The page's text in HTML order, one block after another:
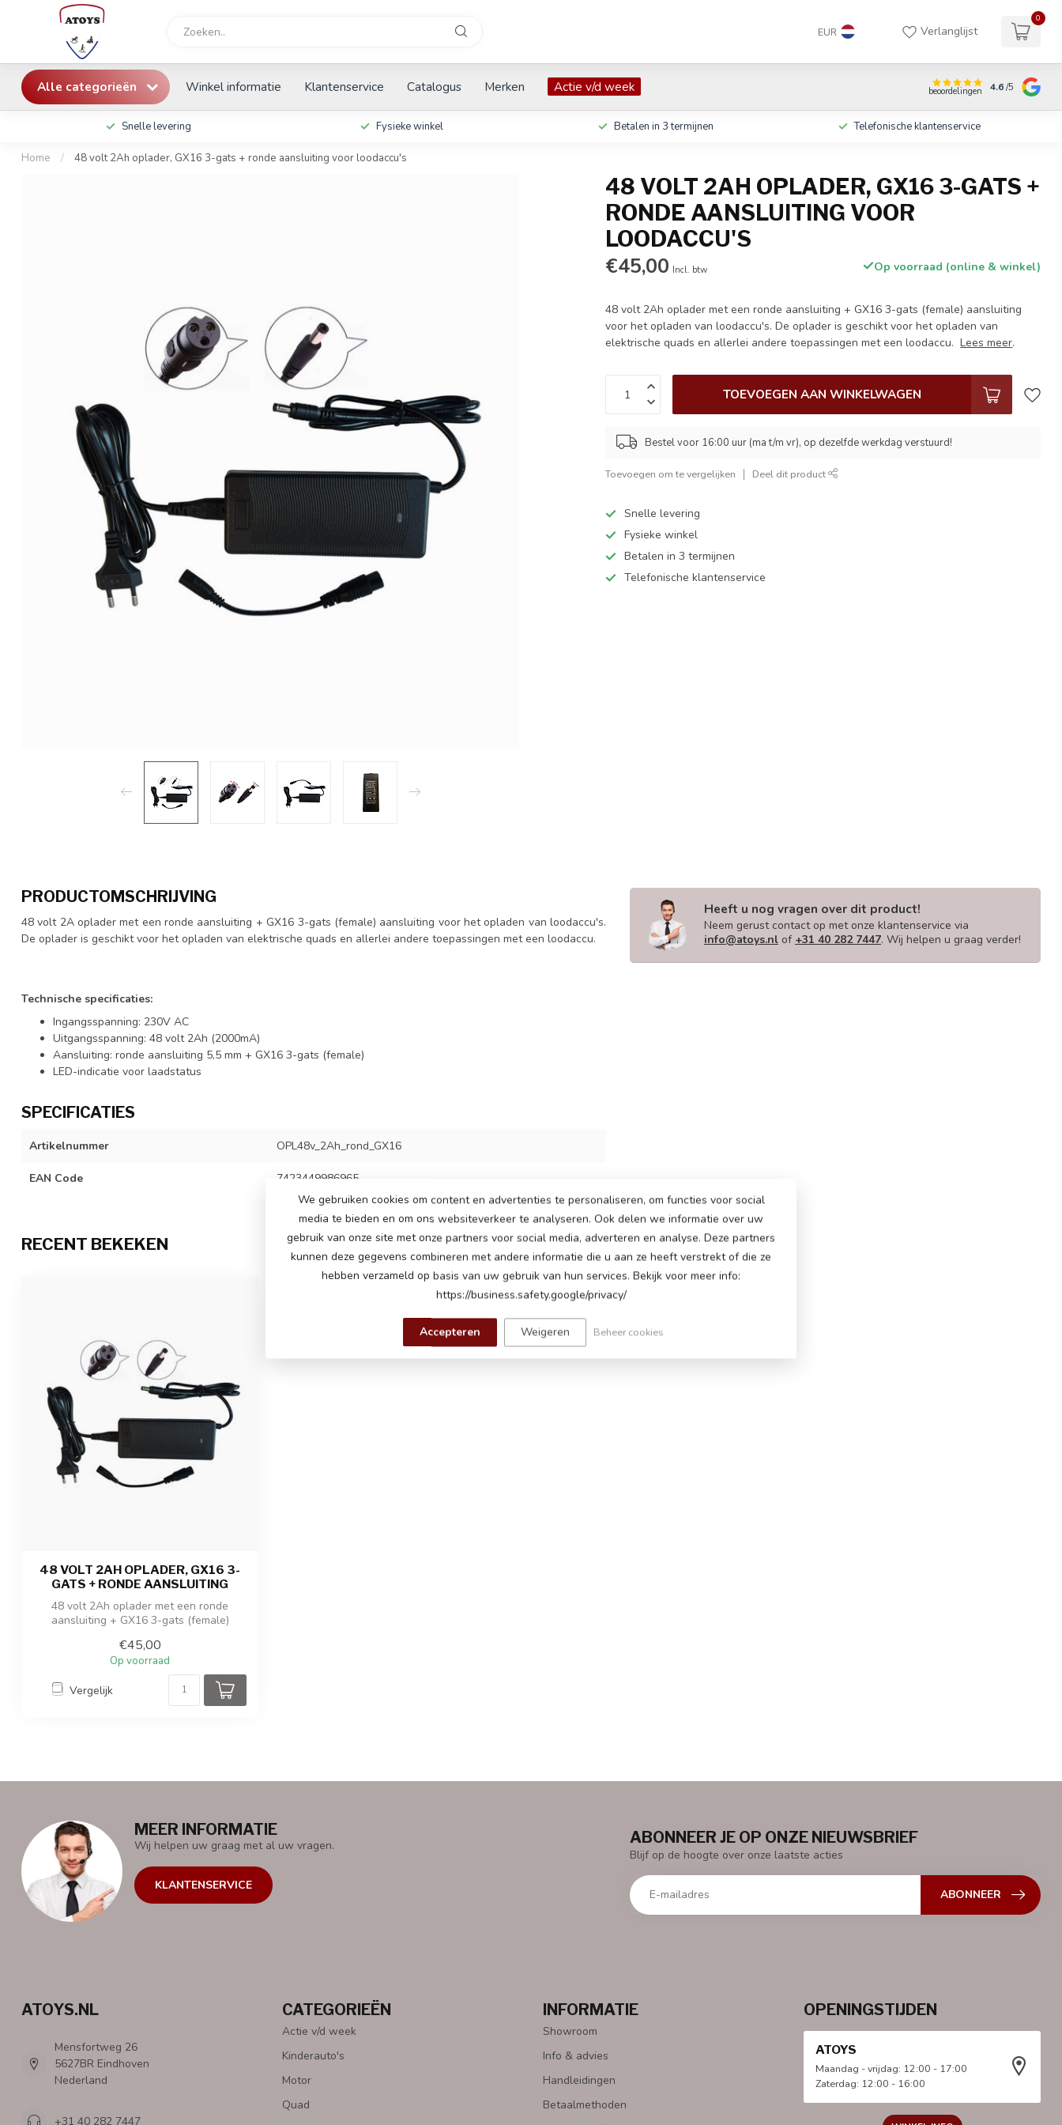
EUR Verlanglijst
0
Alle categorieën Winkel informatie Klantenservice Catalogus Merken Actie v/d week beoordelingen 4.6/5
Snelle levering Fysieke winkel Betalen in 3 termijnen Telefonische klantenservice
Home / 48 volt 2Ah oplader, GX16 3-gats + ronde aansluiting voor loodaccu's
48 VOLT 2AH OPLADER, GX16 3-GATS +
RONDE AANSLUITING VOOR
LOODACCU'S
€45,00 Incl. btw Op voorraad (online & winkel)
48 volt 2Ah oplader met een ronde aansluiting + GX16 3-gats (female) aansluiting
voor het opladen van loodaccu's. De oplader is geschikt voor het opladen van
elektrische quads en allerlei andere toepassingen met een loodaccu.Lees meer.
TOEVOEGEN AAN WINKELWAGEN
Bestel voor 16:00 uur (ma t/m vr), op dezelfde werkdag verstuurd!
Toevoegen om te vergelijken Deel dit product
Snelle levering
Fysieke winkel
Betalen in 3 termijnen
Telefonische klantenservice
PRODUCTOMSCHRIJVING
48 volt 2A oplader met een ronde aansluiting + GX16 3-gats (female) aansluiting voor het opladen van loodaccu's.
De oplader is geschikt voor het opladen van elektrische quads en allerlei andere toepassingen met een loodaccu.
Technische specificaties:
Ingangsspanning: 230V AC
Uitgangsspanning: 48 volt 2Ah (2000mA)
Aansluiting: ronde aansluiting 5,5 mm + GX16 3-gats (female)
LED-indicatie voor laadstatus
SPECIFICATIES
Artikelnummer OPL48v_2Ah_rond_GX16
EAN Code 7423449986965
Heeft u nog vragen over dit product!
Neem gerust contact op met onze klantenservice via
info@atoys.nl of +31 40 282 7447. Wij helpen u graag verder!
RECENT BEKEKEN
48 VOLT 2AH OPLADER, GX16 3-
GATS + RONDE AANSLUITING
48 volt 2Ah oplader met een ronde
aansluiting + GX16 3-gats (female)
€45,00
Op voorraad
Vergelijk
MEER INFORMATIE
Wij helpen uw graag met al uw vragen.
KLANTENSERVICE
ABONNEER JE OP ONZE NIEUWSBRIEF
Blijf op de hoogte over onze laatste acties
ABONNEER
ATOYS.NL
Mensfortweg 26
5627BR Eindhoven
Nederland
+31 40 282 7447
CATEGORIEËN
Actie v/d week
Kinderauto's
Motor
Quad
INFORMATIE
Showroom
Info & advies
Handleidingen
Betaalmethoden
OPENINGSTIJDEN
ATOYS
Maandag - vrijdag: 12:00 - 17:00
Zaterdag: 12:00 - 16:00
We gebruiken cookies om content en advertenties te personaliseren, om functies voor social
media te bieden en om ons websiteverkeer te analyseren. Ook delen we informatie over uw
gebruik van onze site met onze partners voor social media, adverteren en analyse. Deze partners
kunnen deze gegevens combineren met andere informatie die u aan ze heeft verstrekt of die ze
hebben verzameld op basis van uw gebruik van hun services. Bekijk voor meer info:
https://business.safety.google/privacy/
Accepteren Weigeren Beheer cookies